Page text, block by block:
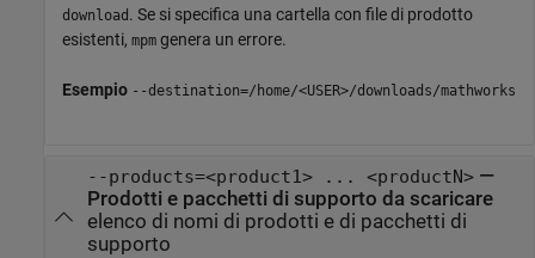
download . Se si specifica una cartella con file di prodotto
esistenti, mpm genera un errore.
Esempio --destination=/home/<USER>/downloads/mathworks
--products=<product1> ... <productN>—
Prodotti e pacchetti di supporto da scaricare
elenco di nomi di prodotti e di pacchetti di
supporto